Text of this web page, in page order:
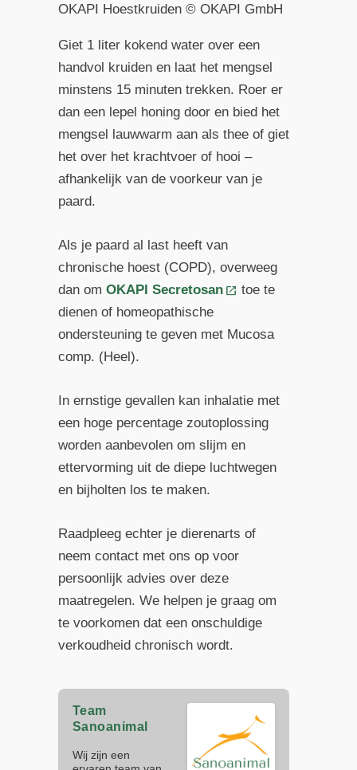
OKAPI Hoestkruiden © OKAPI GmbH
Giet 1 liter kokend water over een
handvol kruiden en laat het mengsel
minstens 15 minuten trekken. Roer er
dan een lepel honing door en bied het
mengsel lauwwarm aan als thee of giet
het over het krachtvoer of hooi –
afhankelijk van de voorkeur van je
paard.
Als je paard al last heeft van
chronische hoest (COPD), overweeg
dan om OKAPI Secretosan
toe te
dienen of homeopathische
ondersteuning te geven met Mucosa
comp. (Heel).
In ernstige gevallen kan inhalatie met
een hoge percentage zoutoplossing
worden aanbevolen om slijm en
ettervorming uit de diepe luchtwegen
en bijholten los te maken.
Raadpleeg echter je dierenarts of
neem contact met ons op voor
persoonlijk advies over deze
maatregelen. We helpen je graag om
te voorkomen dat een onschuldige
verkoudheid chronisch wordt.
Team
Sanoanimal
Wij zijn een